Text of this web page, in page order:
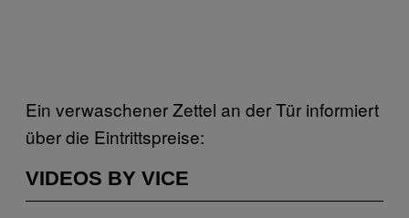
Ein verwaschener Zettel an der Tür informiert
über die Eintrittspreise:
VIDEOS BY VICE